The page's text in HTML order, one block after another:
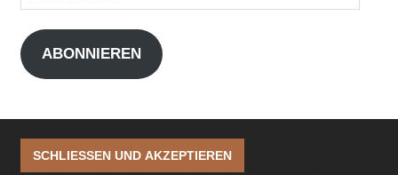
Mail-
Adresse
ABONNIEREN